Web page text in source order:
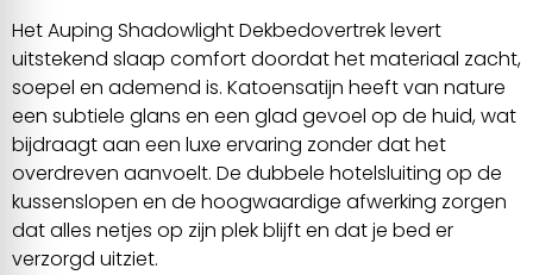
Het Auping Shadowlight Dekbedovertrek levert
uitstekend slaap comfort doordat het materiaal zacht,
soepel en ademend is. Katoensatijn heeft van nature
een subtiele glans en een glad gevoel op de huid, wat
bijdraagt aan een luxe ervaring zonder dat het
overdreven aanvoelt. De dubbele hotelsluiting op de
kussenslopen en de hoogwaardige afwerking zorgen
dat alles netjes op zijn plek blijft en dat je bed er
verzorgd uitziet.